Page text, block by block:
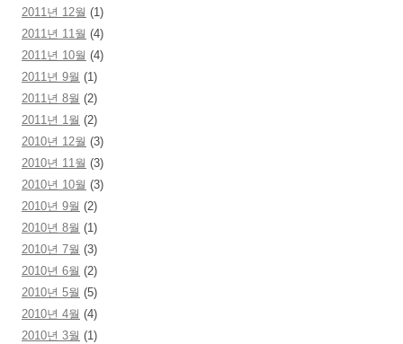
2011년 12월 (1)
2011년 11월 (4)
2011년 10월 (4)
2011년 9월 (1)
2011년 8월 (2)
2011년 1월 (2)
2010년 12월 (3)
2010년 11월 (3)
2010년 10월 (3)
2010년 9월 (2)
2010년 8월 (1)
2010년 7월 (3)
2010년 6월 (2)
2010년 5월 (5)
2010년 4월 (4)
2010년 3월 (1)